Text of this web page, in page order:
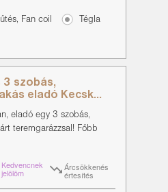
Fan coil Tégla
3 szobás,
eladó Kecsk...
eladó egy 3 szobás,
teremgarázzsal! Főbb
Kedvencnek
jelölöm
Árcsökkenés
értesítés